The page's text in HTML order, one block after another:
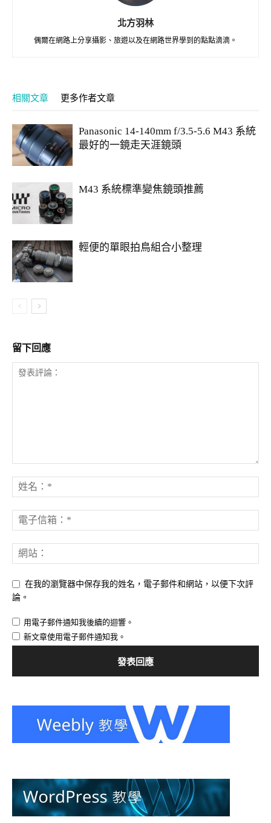
北方羽林
偶爾在網路上分享攝影、旅遊以及在網路世界學到的點點滴滴。
相關文章 更多作者文章
Panasonic 14-140mm f/3.5-5.6 M43 系統
最好的一鏡走天涯鏡頭
M43 系統標準變焦鏡頭推薦
輕便的單眼拍鳥組合小整理
留下回應
在我的瀏覽器中保存我的姓名，電子郵件和網站，以便下次評
論。
用電子郵件通知我後續的迴響。
新文章使用電子郵件通知我。